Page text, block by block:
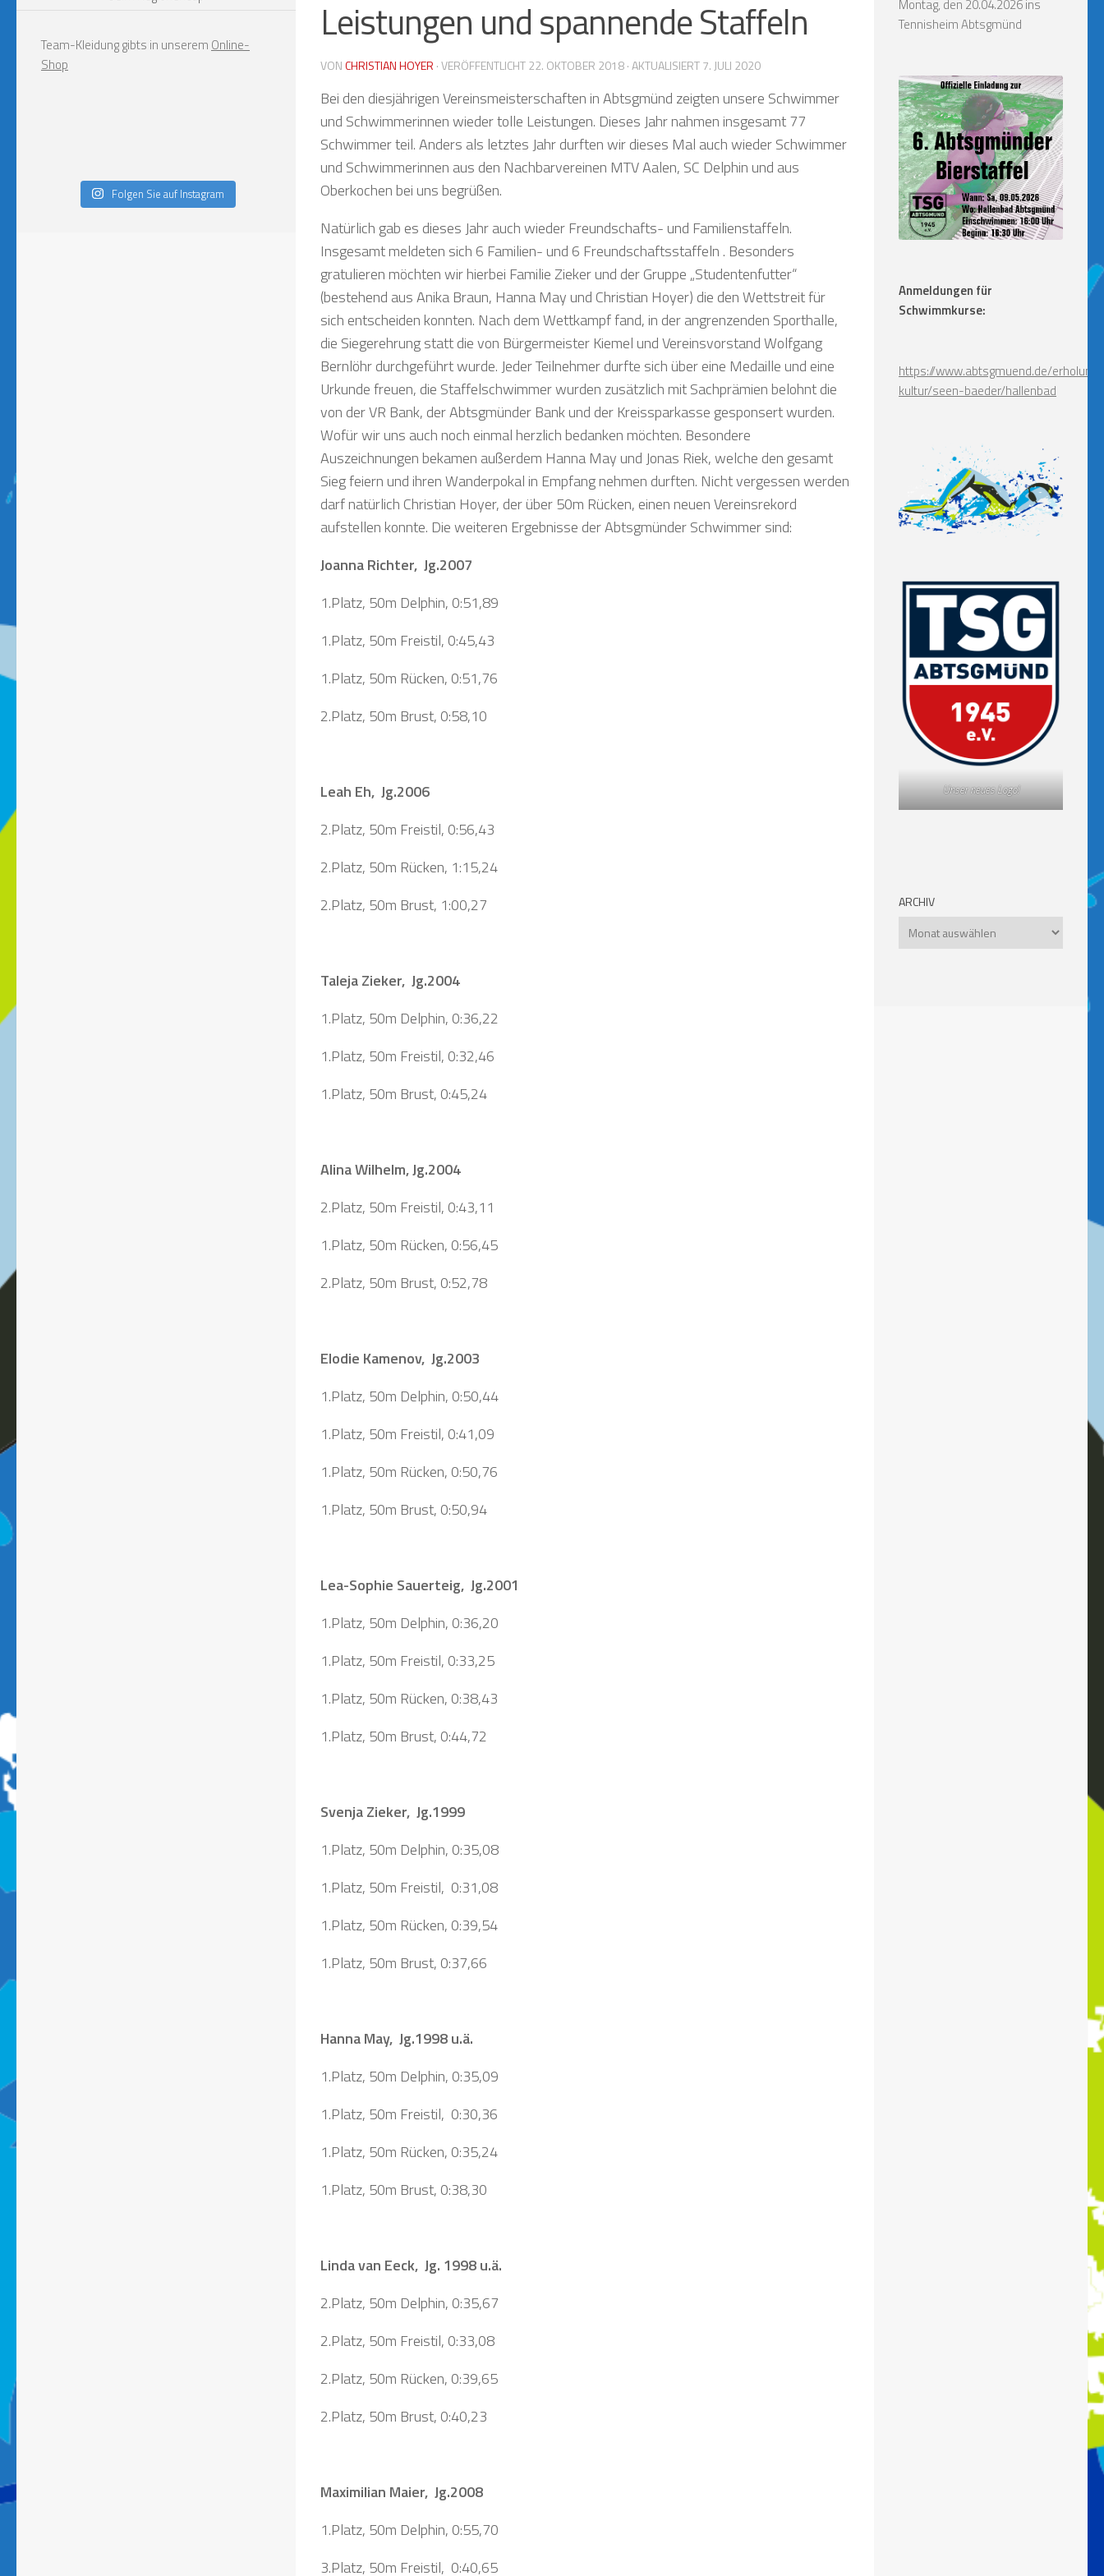
Leistungen und spannende Staffeln
VONCHRISTIAN HOYER · VERÖFFENTLICHT22. OKTOBER 2018· AKTUALISIERT7. JULI 2020
Bei den diesjährigen Vereinsmeisterschaften in Abtsgmünd zeigten unsere Schwimmer
und Schwimmerinnen wieder tolle Leistungen. Dieses Jahr nahmen insgesamt 77
Schwimmer teil. Anders als letztes Jahr durften wir dieses Mal auch wieder Schwimmer
und Schwimmerinnen aus den Nachbarvereinen MTV Aalen, SC Delphin und aus
Oberkochen bei uns begrüßen.
Natürlich gab es dieses Jahr auch wieder Freundschafts- und Familienstaffeln.
Insgesamt meldeten sich 6 Familien- und 6 Freundschaftsstaffeln . Besonders
gratulieren möchten wir hierbei Familie Zieker und der Gruppe „Studentenfutter“
(bestehend aus Anika Braun, Hanna May und Christian Hoyer) die den Wettstreit für
sich entscheiden konnten. Nach dem Wettkampf fand, in der angrenzenden Sporthalle,
die Siegerehrung statt die von Bürgermeister Kiemel und Vereinsvorstand Wolfgang
Bernlöhr durchgeführt wurde. Jeder Teilnehmer durfte sich über eine Medaille und eine
Urkunde freuen, die Staffelschwimmer wurden zusätzlich mit Sachprämien belohnt die
von der VR Bank, der Abtsgmünder Bank und der Kreissparkasse gesponsert wurden.
Wofür wir uns auch noch einmal herzlich bedanken möchten. Besondere
Auszeichnungen bekamen außerdem Hanna May und Jonas Riek, welche den gesamt
Sieg feiern und ihren Wanderpokal in Empfang nehmen durften. Nicht vergessen werden
darf natürlich Christian Hoyer, der über 50m Rücken, einen neuen Vereinsrekord
aufstellen konnte. Die weiteren Ergebnisse der Abtsgmünder Schwimmer sind:
Joanna Richter, Jg.2007
1.Platz, 50m Delphin, 0:51,89
1.Platz, 50m Freistil, 0:45,43
1.Platz, 50m Rücken, 0:51,76
2.Platz, 50m Brust, 0:58,10
Leah Eh, Jg.2006
2.Platz, 50m Freistil, 0:56,43
2.Platz, 50m Rücken, 1:15,24
2.Platz, 50m Brust, 1:00,27
Taleja Zieker, Jg.2004
1.Platz, 50m Delphin, 0:36,22
1.Platz, 50m Freistil, 0:32,46
1.Platz, 50m Brust, 0:45,24
Alina Wilhelm, Jg.2004
2.Platz, 50m Freistil, 0:43,11
1.Platz, 50m Rücken, 0:56,45
2.Platz, 50m Brust, 0:52,78
Elodie Kamenov, Jg.2003
1.Platz, 50m Delphin, 0:50,44
1.Platz, 50m Freistil, 0:41,09
1.Platz, 50m Rücken, 0:50,76
1.Platz, 50m Brust, 0:50,94
Lea-Sophie Sauerteig, Jg.2001
1.Platz, 50m Delphin, 0:36,20
1.Platz, 50m Freistil, 0:33,25
1.Platz, 50m Rücken, 0:38,43
1.Platz, 50m Brust, 0:44,72
Svenja Zieker, Jg.1999
1.Platz, 50m Delphin, 0:35,08
1.Platz, 50m Freistil, 0:31,08
1.Platz, 50m Rücken, 0:39,54
1.Platz, 50m Brust, 0:37,66
Hanna May, Jg.1998 u.ä.
1.Platz, 50m Delphin, 0:35,09
1.Platz, 50m Freistil, 0:30,36
1.Platz, 50m Rücken, 0:35,24
1.Platz, 50m Brust, 0:38,30
Linda van Eeck, Jg. 1998 u.ä.
2.Platz, 50m Delphin, 0:35,67
2.Platz, 50m Freistil, 0:33,08
2.Platz, 50m Rücken, 0:39,65
2.Platz, 50m Brust, 0:40,23
Maximilian Maier, Jg.2008
1.Platz, 50m Delphin, 0:55,70
3.Platz, 50m Freistil, 0:40,65
Team-Kleidung gibts in unserem Online-
Shop
Folgen Sie auf Instagram
Montag, den 20.04.2026 ins
Tennisheim Abtsgmünd
Anmeldungen für
Schwimmkurse:
https://www.abtsgmuend.de/erholung-
kultur/seen-baeder/hallenbad
Unser neues Logo!
ARCHIV
Archiv